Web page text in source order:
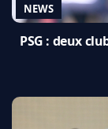
NEWS
PSG : deux